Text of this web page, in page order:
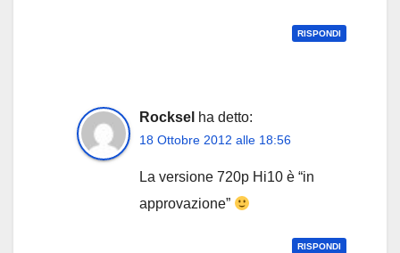
RISPONDI
Rocksel ha detto:
18 Ottobre 2012 alle 18:56
La versione 720p Hi10 è “in
approvazione”
RISPONDI